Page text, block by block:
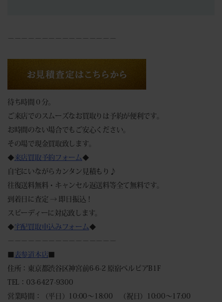
－－－－－－－－－－－－－－－－
待ち時間０分。
ご来店でのスムーズなお買取りは予約が便利です。
お時間のない場合でもご安心ください。
その場で現金買取致します。
◆ 来店買取予約フォーム ◆
自宅にいながらカンタン見積もり♪
往復送料無料・キャンセル返送料等全て無料です。
到着日に査定 → 即日振込！
スピーディーに対応致します。
◆宅配買取申込みフォーム ◆
－－－－－－－－－－－－－－－－
表参道本店
住所：東京都渋谷区神宮前6-6-2 原宿ベルピアB1F
TEL：03-6427-9300
営業時間：（平日）10:00～18:00 （祝日）10:00～17:00